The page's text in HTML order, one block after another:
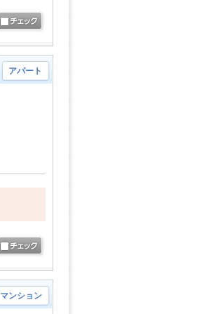
アパート
マンション